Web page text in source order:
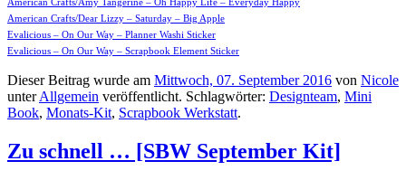
American Crafts/Dear Lizzy – Saturday – Big Apple
Evalicious – On Our Way – Planner Washi Sticker
Evalicious – On Our Way – Scrapbook Element Sticker
Dieser Beitrag wurde am Mittwoch, 07. September 2016 von Nicole
unterAllgemein veröffentlicht. Schlagwörter: Designteam, Mini
Book, Monats-Kit, Scrapbook Werkstatt.
Zu schnell … [SBW September Kit]